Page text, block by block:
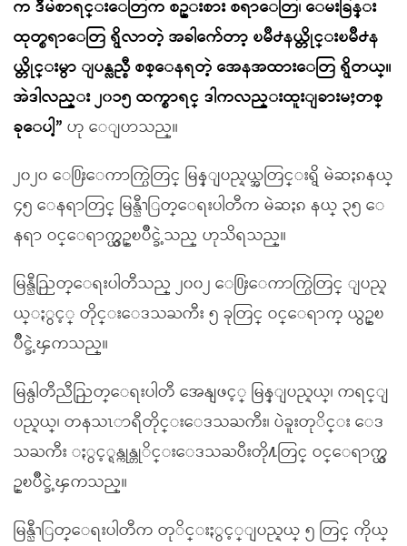
က ဒီမဲစာရင္းေတြက စဥ္းစား စရာေတြ၊ ေမးခြန္း
ထုတ္စရာေတြ ရွိလာတဲ့ အခါက်ေတာ့ ၿမိဳ႕နယ္တိုင္းၿမိဳ႕န
ယ္တိုင္းမွာ ျပန္လည္စီ စစ္ေနရတဲ့ အေနအထားေတြ ရွိတယ္။
အဲဒါလည္း ၂၀၁၅ ထက္စာရင္ ဒါကလည္းထူးျခားမႈတစ္
ခုေပါ့” ဟု ေျပာသည္။
၂၀၂၀ ေ႐ြးေကာက္ပြဲတြင္ မြန္ျပည္နယ္အတြင္းရွိ မဲဆႏၵနယ္
၄၅ ေနရာတြင္ မြန္ညီၫြတ္ေရးပါတီက မဲဆႏၵ နယ္ ၃၅ ေ
နရာ ဝင္ေရာက္ယွဥ္ၿပိဳင္ခဲ့သည္ ဟုသိရသည္။
မြန္ညီညြတ္ေရးပါတီသည္ ၂၀၀၂ ေ႐ြးေကာက္ပြဲတြင္ ျပည္န
ယ္ႏွင့္ တိုင္းေဒသႀကီး ၅ ခုတြင္ ဝင္ေရာက္ ယွဥ္ၿ
ပိဳင္ခဲ့ၾကသည္။
မြန္ပါတီညီညြတ္ေရးပါတီ အေနျဖင့္ မြန္ျပည္နယ္၊ ကရင္ျ
ပည္နယ္၊ တနသၤာရီတိုင္းေဒသႀကီး၊ ပဲခူးတုိင္း ေဒ
သႀကီး ႏွင့္ရန္ကုန္တုိင္းေဒသႀပီးတို႔တြင္ ဝင္ေရာက္ယွ
ဥ္ၿပိဳင္ခဲ့ၾကသည္။
မြန္ညီၫြတ္ေရးပါတီက တုိင္းႏွင့္ျပည္နယ္ ၅ တြင္ ကိုယ္